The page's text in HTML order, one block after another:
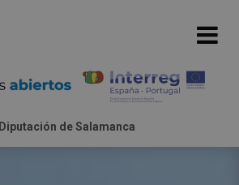
Diputación de Salamanca